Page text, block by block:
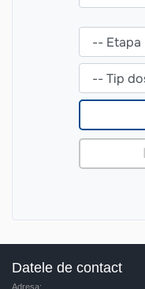
Datele de contact
Adresa: